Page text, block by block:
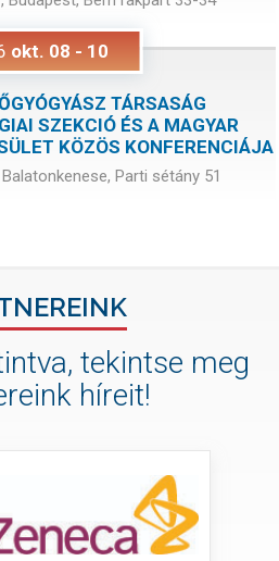
okt. 08 - 10
TÁRSASÁG
SZEKCIÓ ÉS A MAGYAR
KÖZÖS KONFERENCIÁJA
Parti sétány 51
tekintse meg
híreit!